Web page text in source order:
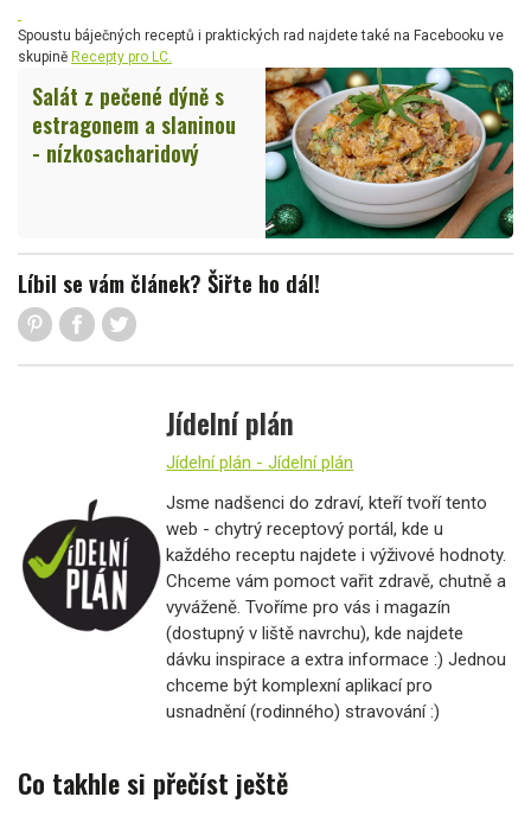
Spoustu báječných receptů i praktických rad najdete také na Facebooku ve
skupině Recepty pro LC.
Salát z pečené dýně s
estragonem a slaninou
- nízkosacharidový
Líbil se vám článek? Šiřte ho dál!
Jídelní plán
Jídelní plán - Jídelní plán
Jsme nadšenci do zdraví, kteří tvoří tento
web - chytrý receptový portál, kde u
každého receptu najdete i výživové hodnoty.
Chceme vám pomoct vařit zdravě, chutně a
vyváženě. Tvoříme pro vás i magazín
(dostupný v liště navrchu), kde najdete
dávku inspirace a extra informace :) Jednou
chceme být komplexní aplikací pro
usnadnění (rodinného) stravování :)
Co takhle si přečíst ještě